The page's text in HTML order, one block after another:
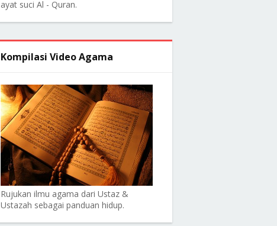
ayat suci Al - Quran.
Kompilasi Video Agama
Rujukan ilmu agama dari Ustaz &
Ustazah sebagai panduan hidup.